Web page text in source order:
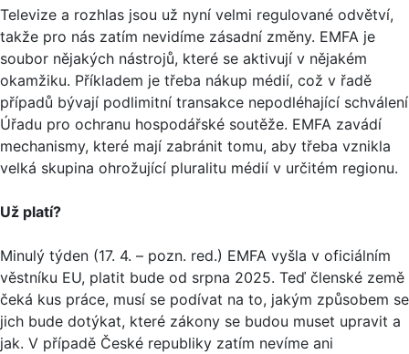
Televize a rozhlas jsou už nyní velmi regulované odvětví,
takže pro nás zatím nevidíme zásadní změny. EMFA je
soubor nějakých nástrojů, které se aktivují v nějakém
okamžiku. Příkladem je třeba nákup médií, což v řadě
případů bývají podlimitní transakce nepodléhající schválení
Úřadu pro ochranu hospodářské soutěže. EMFA zavádí
mechanismy, které mají zabránit tomu, aby třeba vznikla
velká skupina ohrožující pluralitu médií v určitém regionu.
Už platí?
Minulý týden (17. 4. – pozn. red.) EMFA vyšla v oficiálním
věstníku EU, platit bude od srpna 2025. Teď členské země
čeká kus práce, musí se podívat na to, jakým způsobem se
jich bude dotýkat, které zákony se budou muset upravit a
jak. V případě České republiky zatím nevíme ani